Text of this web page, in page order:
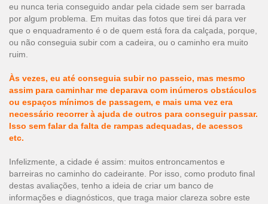
eu nunca teria conseguido andar pela cidade sem ser barrada
por algum problema. Em muitas das fotos que tirei dá para ver
que o enquadramento é o de quem está fora da calçada, porque,
ou não conseguia subir com a cadeira, ou o caminho era muito
ruim.
Às vezes, eu até conseguia subir no passeio, mas mesmo
assim para caminhar me deparava com inúmeros obstáculos
ou espaços mínimos de passagem, e mais uma vez era
necessário recorrer à ajuda de outros para conseguir passar.
Isso sem falar da falta de rampas adequadas, de acessos
etc.
Infelizmente, a cidade é assim: muitos entroncamentos e
barreiras no caminho do cadeirante. Por isso, como produto final
destas avaliações, tenho a ideia de criar um banco de
informações e diagnósticos, que traga maior clareza sobre este